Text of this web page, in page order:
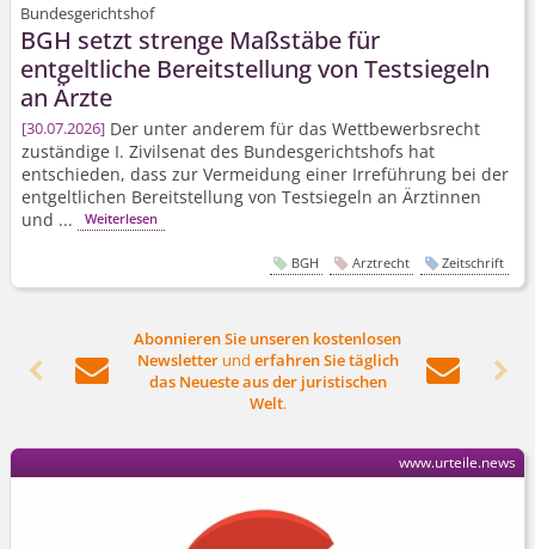
Bundesgerichtshof
BGH setzt strenge Maßstäbe für
entgeltliche Bereitstellung von Testsiegeln
an Ärzte
30.07.2026 Der unter anderem für das Wettbewerbsrecht
zuständige I. Zivilsenat des Bundesgerichtshofs hat
entschieden, dass zur Vermeidung einer Irreführung bei der
entgeltlichen Bereitstellung von Testsiegeln an Ärztinnen
und ...
Weiterlesen
BGH Arztrecht Zeitschrift
 
Abonnieren Sie unseren kostenlosen
Newsletterund erfahren Sie täglich
das Neueste aus der juristischen
Welt.
 
www.urteile.news